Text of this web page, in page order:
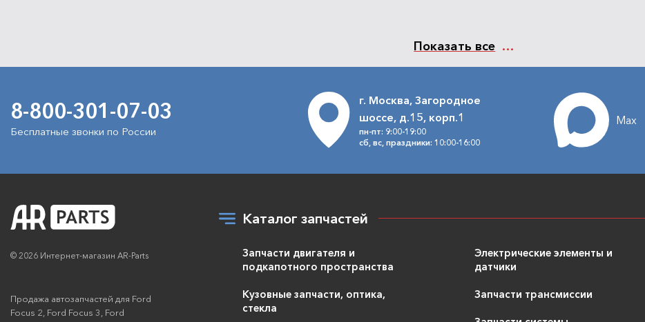
Показать все
8-800-301-07-03
Бесплатные звонки по России
Max
г. Москва, Загородное
шоссе, д.15, корп.1
пн-пт: 9:00-19:00
сб, вс, праздники: 10:00-16:00
© 2026 Интернет-магазин AR-Parts
Продажа автозапчастей для Ford
Focus 2, Ford Focus 3, Ford
Каталог запчастей
Запчасти двигателя и
подкапотного пространства
Кузовные запчасти, оптика,
стекла
Электрические элементы и
датчики
Запчасти трансмиссии